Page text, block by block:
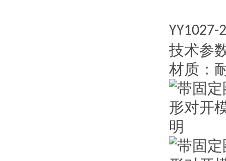
YY1027-
技术参
材质：